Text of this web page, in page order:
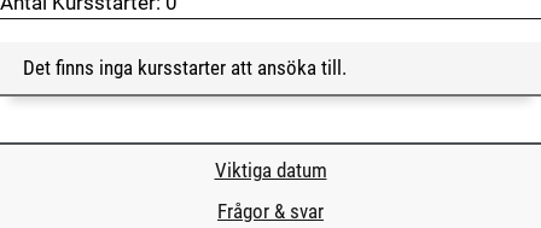
Det finns inga kursstarter att ansöka till.
Viktiga datum
Frågor & svar